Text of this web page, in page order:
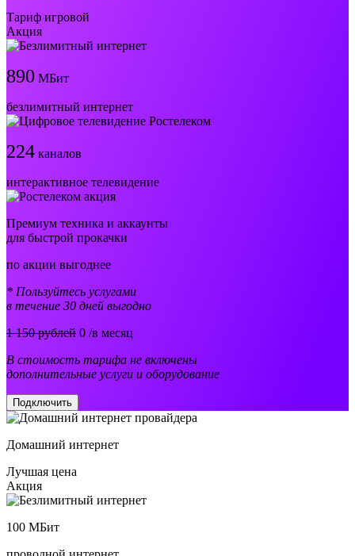
Тариф игровой
Акция
890 МБит
безлимитный интернет
224 каналов
интерактивное телевидение
Премиум техника и аккаунты
для быстрой прокачки
по акции выгоднее
* Пользуйтесь услугами
в течение 30 дней выгодно
1 150 рублей 0 /в месяц
В стоимость тарифа не включены
дополнительные услуги и оборудование
Подключить
Домашний интернет
Лучшая цена
Акция
100 МБит